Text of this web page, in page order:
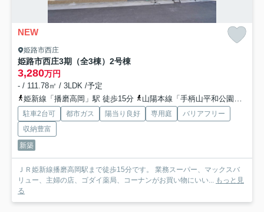
NEW
姫路市西庄
姫路市西庄3期（全3棟）2号棟
3,280万円
- / 111.78㎡ / 3LDK /予定
姫新線「播磨高岡」駅 徒歩15分
山陽本線「手柄山平和公園」駅 徒歩25分
駐車2台可 都市ガス 陽当り良好 専用庭
バリアフリー
収納豊富
新築
ＪＲ姫新線播磨高岡駅まで徒歩15分です。 業務スーパー、マックスバ
リュー、主婦の店、ゴダイ薬局、コーナンがお買い物にいい...
もっと見
る